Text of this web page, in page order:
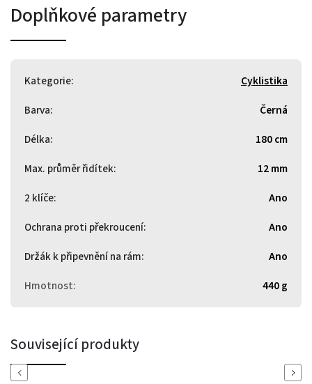
Doplňkové parametry
Kategorie:
Cyklistika
Barva:
Černá
Délka:
180 cm
Max. průměr řidítek:
12 mm
2 klíče:
Ano
Ochrana proti překroucení:
Ano
Držák k připevnění na rám:
Ano
Hmotnost: 440 g
Související produkty
Previous Next